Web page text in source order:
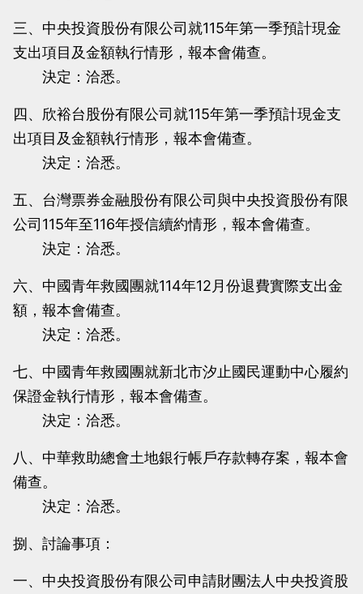
三、中央投資股份有限公司就115年第一季預計現金
支出項目及金額執行情形，報本會備查。
決定：洽悉。
四、欣裕台股份有限公司就115年第一季預計現金支
出項目及金額執行情形，報本會備查。
決定：洽悉。
五、台灣票券金融股份有限公司與中央投資股份有限
公司115年至116年授信續約情形，報本會備查。
決定：洽悉。
六、中國青年救國團就114年12月份退費實際支出金
額，報本會備查。
決定：洽悉。
七、中國青年救國團就新北市汐止國民運動中心履約
保證金執行情形，報本會備查。
決定：洽悉。
八、中華救助總會土地銀行帳戶存款轉存案，報本會
備查。
決定：洽悉。
捌、討論事項：
一、中央投資股份有限公司申請財團法人中央投資股